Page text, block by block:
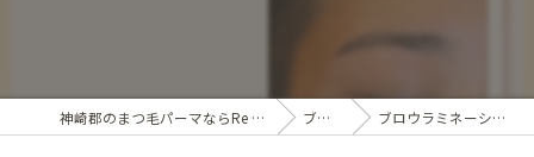
神崎郡のまつ毛パーマならRe mine ブログ ブロウラミネーション